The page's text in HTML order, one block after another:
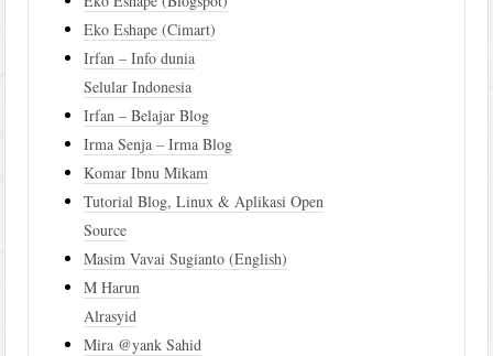
Eko Eshape (Cimart)
Irfan – Info dunia
Selular Indonesia
Irfan – Belajar Blog
Irma Senja – Irma Blog
Komar Ibnu Mikam
Tutorial Blog, Linux & Aplikasi Open
Source
Masim Vavai Sugianto (English)
M Harun
Alrasyid
Mira @yank Sahid